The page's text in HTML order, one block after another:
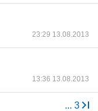
23:29 13.08.2013
13:36 13.08.2013
... 3